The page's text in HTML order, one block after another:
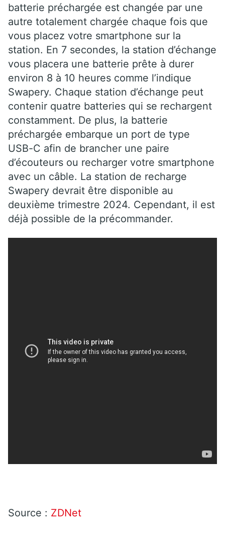
batterie préchargée est changée par une
autre totalement chargée chaque fois que
vous placez votre smartphone sur la
station. En 7 secondes, la station d’échange
vous placera une batterie prête à durer
environ 8 à 10 heures comme l’indique
Swapery. Chaque station d’échange peut
contenir quatre batteries qui se rechargent
constamment. De plus, la batterie
préchargée embarque un port de type
USB-C afin de brancher une paire
d’écouteurs ou recharger votre smartphone
avec un câble. La station de recharge
Swapery devrait être disponible au
deuxième trimestre 2024. Cependant, il est
déjà possible de la précommander.
Source : ZDNet